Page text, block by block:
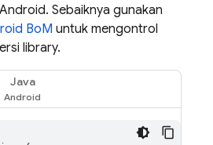
Sebaiknya gunakan
BoM untuk mengontrol
library.
Java